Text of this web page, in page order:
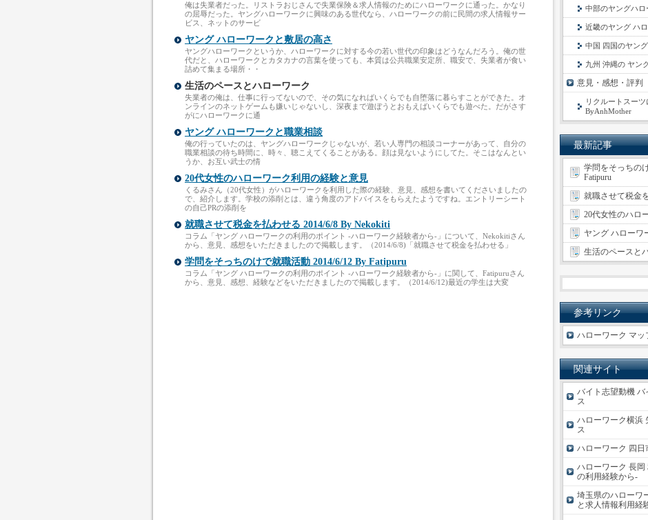
俺は失業者だった。リストラおじさんで失業保険＆求人情報のためにハローワークに通った。かなり
の屈辱だった。ヤングハローワークに興味のある世代なら、ハローワークの前に民間の求人情報サー
ビス、ネットのサービ
ヤング ハローワークと敷居の高さ
ヤングハローワークというか、ハローワークに対する今の若い世代の印象はどうなんだろう。俺の世
代だと、ハローワークとカタカナの言葉を使っても、本質は公共職業安定所、職安で、失業者が食い
詰めて集まる場所・・
生活のペースとハローワーク
失業者の俺は、仕事に行ってないので、その気になればいくらでも自堕落に暮らすことができた。オ
ンラインのネットゲームも嫌いじゃないし、深夜まで遊ぼうとおもえばいくらでも遊べた。だがさす
がにハローワークに通
ヤング ハローワークと職業相談
俺の行っていたのは、ヤングハローワークじゃないが、若い人専門の相談コーナーがあって、自分の
職業相談の待ち時間に、時々、聴こえてくることがある。顔は見ないようにしてた。そこはなんとい
うか、お互い武士の情
20代女性のハローワーク利用の経験と意見
くるみさん（20代女性）がハローワークを利用した際の経験、意見、感想を書いてくださいましたの
で、紹介します。学校の添削とは、違う角度のアドバイスをもらえたようですね。エントリーシート
の自己PRの添削を
就職させて税金を払わせる 2014/6/8 By Nekokiti
コラム「ヤング ハローワークの利用のポイント -ハローワーク経験者から-」について、Nekokitiさん
から、意見、感想をいただきましたので掲載します。（2014/6/8)「就職させて税金を払わせる」
学問をそっちのけで就職活動 2014/6/12 By Fatipuru
コラム「ヤング ハローワークの利用のポイント -ハローワーク経験者から-」に関して、Fatipuruさん
から、意見、感想、経験などをいただきましたので掲載します。（2014/6/12)最近の学生は大変
中部のヤングハロ
近畿のヤング ハ
中国 四国のヤン
九州 沖縄の ヤン
意見・感想・評判
リクルートスー
ByAnhMother
最新記事
学問をそっちの
Fatipuru
就職させて税金
20代女性のハロ
ヤング ハローワ
生活のペースと
参考リンク
ハローワーク マッ
関連サイト
バイト志望動機 バ
ス
ハローワーク横浜
ス
ハローワーク 四日
ハローワーク 長岡
の利用経験から-
埼玉県のハローワ
と求人情報利用経